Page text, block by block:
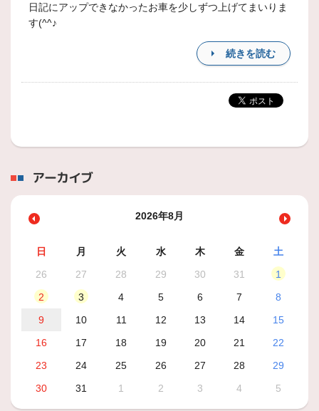
日記にアップできなかったお車を少しずつ上げてまいりま
す(^^♪
続きを読む
アーカイブ
2026年8月
日 月 火 水 木 金
土
26
27 28 29 30 31
1
2
3 4 5 6 7
8
9
10 11 12 13 14
15
16
17 18 19 20 21
22
23
24 25 26 27 28
29
30
31 1 2 3 4 5